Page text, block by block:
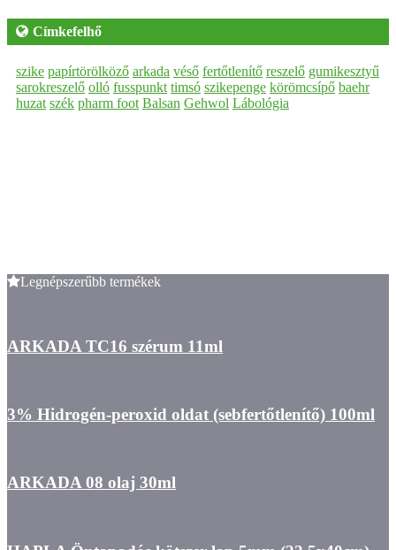
Címkefelhő
szike papírtörölköző arkada véső fertőtlenítő reszelő gumikesztyű
sarokreszelő olló fusspunkt timsó szikepenge körömcsípő baehr
huzat szék pharm foot Balsan Gehwol Lábológia
Legnépszerűbb termékek
ARKADA TC16 szérum 11ml
3% Hidrogén-peroxid oldat (sebfertőtlenítő) 100ml
ARKADA 08 olaj 30ml